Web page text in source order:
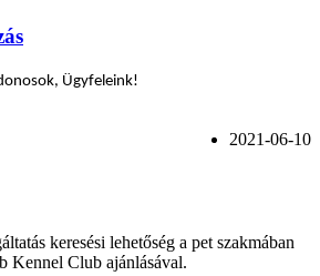
Ügyfeleink!
2021-06-10
keresési lehetőség a pet szakmában
Kennel Club ajánlásával.